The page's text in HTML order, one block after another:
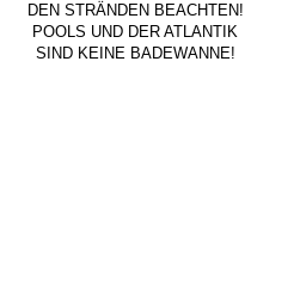
DEN STRÄNDEN BEACHTEN!
POOLS UND DER ATLANTIK
SIND KEINE BADEWANNE!